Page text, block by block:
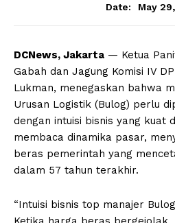
Date:
May
DCNews, Jakarta — Ketua
Gabah dan Jagung Komisi IV
Lukman, menegaskan bahwa
Urusan Logistik (Bulog) perlu
dengan intuisi bisnis yang kuat
membaca dinamika pasar,
beras pemerintah yang
dalam 57 tahun terakhir.
“Intuisi bisnis top manajer